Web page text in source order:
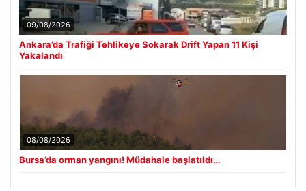
09/08/2026
Ankara’da Trafiği Tehlikeye Sokarak Drift Yapan 11 Kişi
Yakalandı
08/08/2026
Bursa’da orman yangını! Müdahale başlatıldı…